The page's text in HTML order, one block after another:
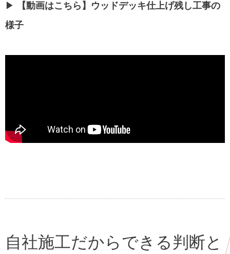
▶︎
【動画はこちら】ウッドデッキ仕上げ残し工事の
様子
自社施工だからできる判断と